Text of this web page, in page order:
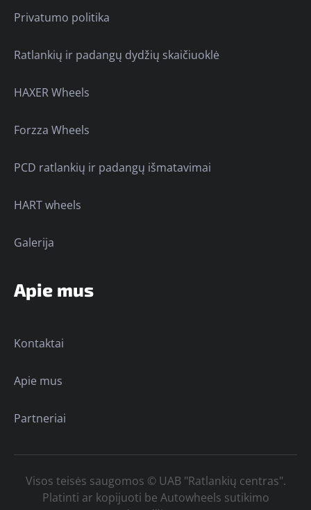
Privatumo politika
Ratlankių ir padangų dydžių skaičiuoklė
HAXER Wheels
Forzza Wheels
PCD ratlankių ir padangų išmatavimai
HART wheels
Galerija
Apie mus
Kontaktai
Apie mus
Partneriai
Visos teisės saugomos © UAB "Ratlankių centras".
Platinti ar kopijuoti be Autowheels sutikimo